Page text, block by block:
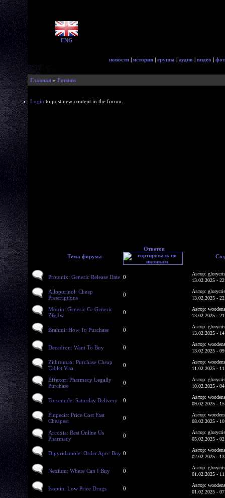
ENG
новости | история | группа | аудио | видео |
Главная » Forums
Login to post new content in the forum.
Тема форума
Ответов
Protonix: Generic Release Date 0
Автор:
13.02.2025 -
Allopurinol: Cheap
Prescriptions
0
Автор:
13.02.2025 -
Motrin: Generic Cc Generic
Zfg1w
0
Автор:
13.02.2025 -
Brahmi: How To Purchase 0
Автор:
13.02.2025 -
Decadron: Want To Buy 0
Автор:
13.02.2025 -
Zithromax: Purchase Cheap
Tablet Visa
0
Автор:
11.02.2025 -
Effexor: Pharmacy Legally
Purchase
0
Автор:
10.02.2025 -
Torsemide: Saturday Delivery 0
Автор:
09.02.2025 -
Finpecia: Price Cost Fast
Cheapest
0
Автор:
08.02.2025 -
Arcoxia: Best Online Us
Pharmacy
0
Автор:
05.02.2025 -
Dipyridamole: Order Apo- Buy 0
Автор:
02.02.2025 -
Nexium: Where Can I Buy 0
Автор:
01.02.2025 -
Isoptin: Low Price Drugs 0
Автор:
01.02.2025 -